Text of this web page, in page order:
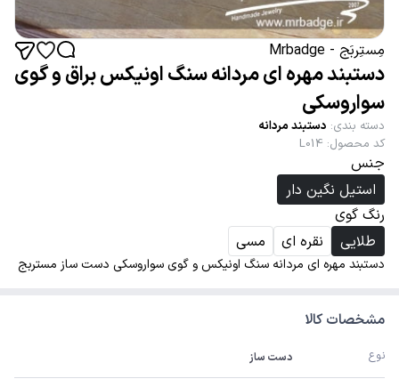
مِستِربَج - Mrbadge
دستبند مهره ای مردانه سنگ اونیکس براق و گوی
سواروسکی
دسته بندی: دستبند مردانه
کد محصول:
L014
جنس
استیل نگین دار
رنگ گوی
طلایی
نقره ای مسی
دستبند مهره ای مردانه سنگ اونیکس و گوی سواروسکی دست ساز مستربج
مشخصات کالا
نوع دست ساز